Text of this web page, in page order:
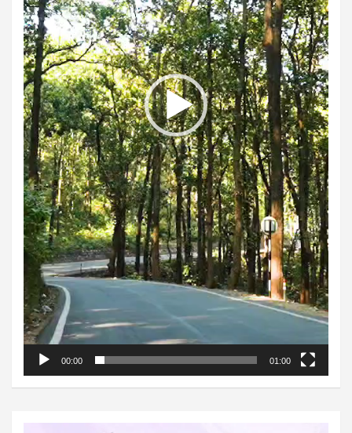
00:00 01:00